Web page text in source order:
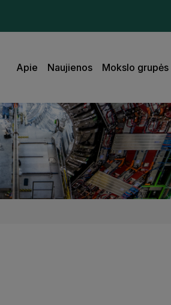
Apie Naujienos Mokslo grupės